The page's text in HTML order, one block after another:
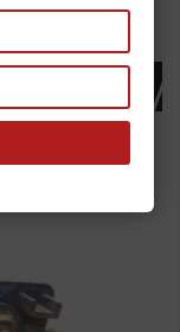
LA MISMA